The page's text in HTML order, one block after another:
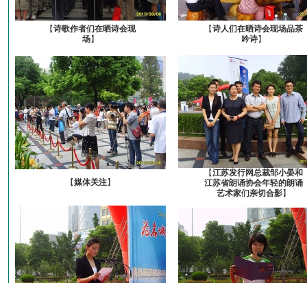
【诗歌作者们在晒诗会现
场】
【诗人们在晒诗会现场品茶
吟诗】
【媒体关注】
【江苏发行网总裁邹小晏和
江苏省朗诵协会年轻的朗诵
艺术家们亲切合影】